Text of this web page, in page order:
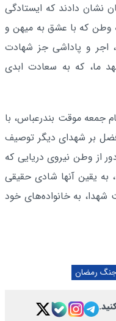
نشان دادند که ایستادگی
وطن که با عشق به میهن و
اجر و پاداشی جز شهادت
ما، که به سعادت ابدی
جمعه موقت بندرعباس، با
بر شهدای دیگر توصیف
از وطن نیروی دریایی که
به یقین آنها شادی حقیقی
شهدا، به خانواده‌های خود
جنگ رمضان